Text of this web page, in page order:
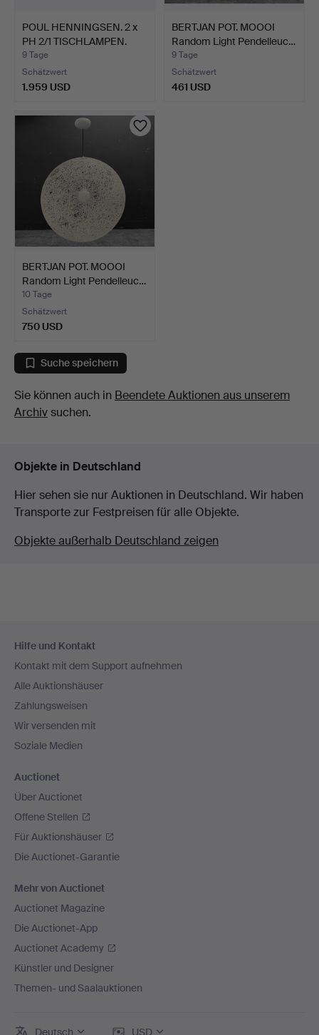
POUL HENNINGSEN. 2 x
PH 2/1 TISCHLAMPEN.
9 Tage
Schätzwert
1.959 USD
BERTJAN POT. MOOOI
Random Light Pendelleuc…
9 Tage
Schätzwert
461 USD
BERTJAN POT. MOOOI
Random Light Pendelleuc…
10 Tage
Schätzwert
750 USD
Suche speichern
Sie können auch in Beendete Auktionen aus unserem
Archivsuchen.
Objekte in Deutschland
Hier sehen sie nur Auktionen in Deutschland. Wir haben
Transporte zur Festpreisen für alle Objekte.
Objekte außerhalb Deutschland zeigen
Navigation
Hilfe und Kontakt
Kontakt mit dem Support aufnehmen
Alle Auktionshäuser
Zahlungsweisen
Wir versenden mit
Soziale Medien
Auctionet
Über Auctionet
Offene Stellen
Für Auktionshäuser
Die Auctionet-Garantie
Mehr von Auctionet
Auctionet Magazine
Die Auctionet-App
Auctionet Academy
Künstler und Designer
Themen- und Saalauktionen
Deutsch USD